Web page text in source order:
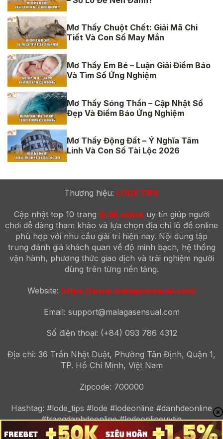
Mơ Thấy Chuột Chết: Giải Mã Chi
Tiết Và Con Số May Mắn
Mơ Thấy Em Bé – Luận Giải Điềm Báo
Và Tìm Số Ứng Nghiệm
Mơ Thấy Sóng Thần – Cập Nhật Số
Đẹp Và Điềm Báo Ứng Nghiệm
Mơ Thấy Động Đất – Ý Nghĩa Tâm
Linh Và Con Số Tài Lộc 2026
Thương hiệu: LODE.TIPS
Cập nhật top 10 trang lô đề onlineuy tín giúp người
chơi dễ dàng tham khảo và lựa chọn địa chỉ lô đề online
phù hợp với nhu cầu giải trí hiện nay. Nội dung tập
trung đánh giá khách quan về độ minh bạch, hệ thống
vận hành, phương thức giao dịch và trải nghiệm người
dùng trên từng nền tảng.
Website: https://www.malagasensual.com/
Email: support@malagasensual.com
Số điện thoại: (+84) 093 786 4312
Địa chỉ: 36 Trần Nhật Duật, Phường Tân Định, Quận 1,
TP. Hồ Chí Minh, Việt Nam
Zipcode: 700000
Hashtag: #lode_tips #lode #lodeonline #danhdeonline
#trangdanhdeonline #lodeonlineuytin